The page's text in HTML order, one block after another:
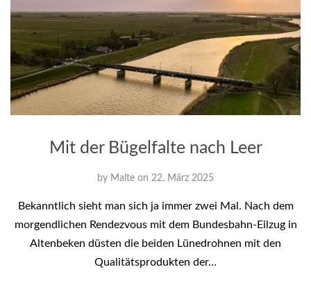
Mit der Bügelfalte nach Leer
by Malte on 22. März 2025
Bekanntlich sieht man sich ja immer zwei Mal. Nach dem
morgendlichen Rendezvous mit dem Bundesbahn-Eilzug in
Altenbeken düsten die beiden Lünedrohnen mit den
Qualitätsprodukten der…